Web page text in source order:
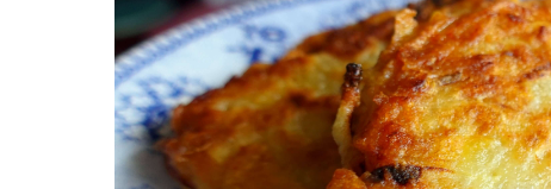
RECOMENDADOS